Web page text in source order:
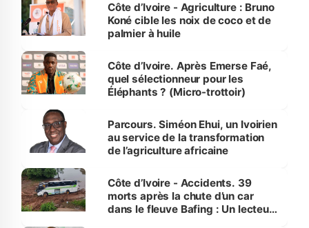
Côte d’Ivoire - Agriculture : Bruno
Koné cible les noix de coco et de
palmier à huile
Côte d’Ivoire. Après Emerse Faé,
quel sélectionneur pour les
Éléphants ? (Micro-trottoir)
Parcours. Siméon Ehui, un Ivoirien
au service de la transformation
de l’agriculture africaine
Côte d’Ivoire - Accidents. 39
morts après la chute d’un car
dans le fleuve Bafing : Un lecteur